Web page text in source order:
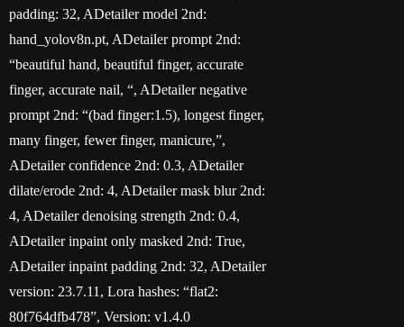
padding: 32, ADetailer model 2nd:
hand_yolov8n.pt, ADetailer prompt 2nd:
“beautiful hand, beautiful finger, accurate
finger, accurate nail, “, ADetailer negative
prompt 2nd: “(bad finger:1.5), longest finger,
many finger, fewer finger, manicure,”,
ADetailer confidence 2nd: 0.3, ADetailer
dilate/erode 2nd: 4, ADetailer mask blur 2nd:
4, ADetailer denoising strength 2nd: 0.4,
ADetailer inpaint only masked 2nd: True,
ADetailer inpaint padding 2nd: 32, ADetailer
version: 23.7.11, Lora hashes: “flat2:
80f764dfb478”, Version: v1.4.0